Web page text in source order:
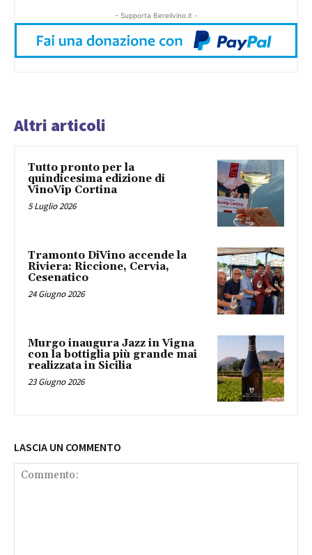
- Supporta Bereilvino.it -
Altri articoli
Tutto pronto per la
quindicesima edizione di
VinoVip Cortina
5 Luglio 2026
Tramonto DiVino accende la
Riviera: Riccione, Cervia,
Cesenatico
24 Giugno 2026
Murgo inaugura Jazz in Vigna
con la bottiglia più grande mai
realizzata in Sicilia
23 Giugno 2026
LASCIA UN COMMENTO